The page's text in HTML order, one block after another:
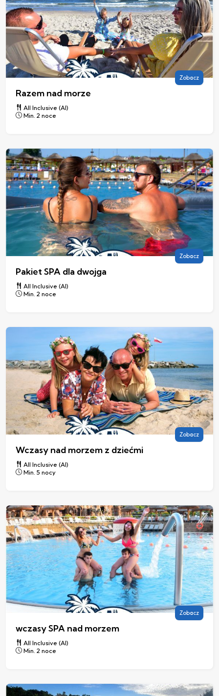
Razem nad morze
All Inclusive (AI)
Min. 2 noce
Zobacz
Pakiet SPA dla dwojga
All Inclusive (AI)
Min. 2 noce
Zobacz
Wczasy nad morzem z dziećmi
All Inclusive (AI)
Min. 5 nocy
Zobacz
wczasy SPA nad morzem
All Inclusive (AI)
Min. 2 noce
Zobacz